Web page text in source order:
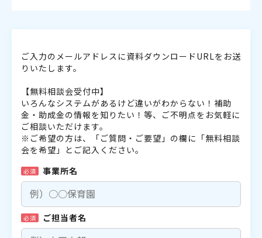
ご入力のメールアドレスに資料ダウンロードURLをお送
りいたします。
【無料相談会受付中】
いろんなシステムがあるけど違いがわからない！補助
金・助成金の情報を知りたい！等、ご不明点をお気軽に
ご相談いただけます。
※ご希望の方は、「ご質問・ご要望」の欄に「無料相談
会を希望」とご記入ください。
必須 事業所名
必須 ご担当者名